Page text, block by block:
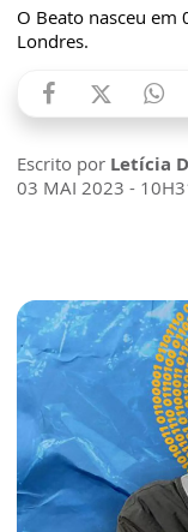
O Beato nasceu em
Londres.
Escrito por Letícia
03 MAI 2023 -